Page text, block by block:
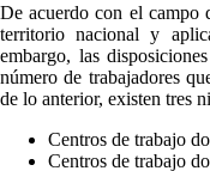
De acuerdo con el campo
territorio nacional y
embargo, las
número de trabajadores
de lo anterior, existen tres
Centros de trabajo
Centros de trabajo